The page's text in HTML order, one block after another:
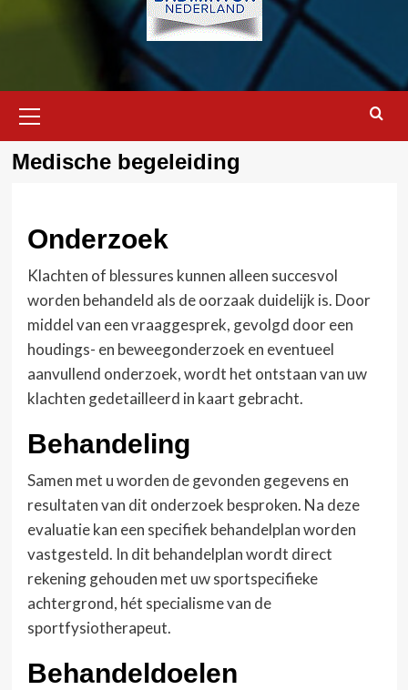
menu
Medische begeleiding
Onderzoek
Klachten of blessures kunnen alleen succesvol
worden behandeld als de oorzaak duidelijk is. Door
middel van een vraaggesprek, gevolgd door een
houdings- en beweegonderzoek en eventueel
aanvullend onderzoek, wordt het ontstaan van uw
klachten gedetailleerd in kaart gebracht.
Behandeling
Samen met u worden de gevonden gegevens en
resultaten van dit onderzoek besproken. Na deze
evaluatie kan een specifiek behandelplan worden
vastgesteld. In dit behandelplan wordt direct
rekening gehouden met uw sportspecifieke
achtergrond, hét specialisme van de
sportfysiotherapeut.
Behandeldoelen